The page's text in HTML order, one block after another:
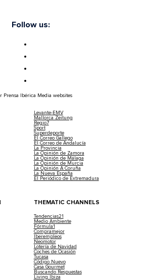
Follow us:
Prensa Ibérica Media websites
Levante-EMV
Mallorca Zeitung
Regio7
Sport
Superdeporte
El Correo Gallego
El Correo de Andalucía
La Provincia
La Opinión de Zamora
La Opinión de Málaga
La Opinión de Murcia
La Opinión A Coruña
La Nueva España
El Periódico de Extremadura
THEMATIC CHANNELS
Tendencias21
Medio Ambiente
Fórmula1
Compramejor
Iberempleos
Neomotor
Lotería de Navidad
Coches de Ocasión
Tucasa
Código Nuevo
Casa Gourmet
Buscando Respuestas
Living Ibiza